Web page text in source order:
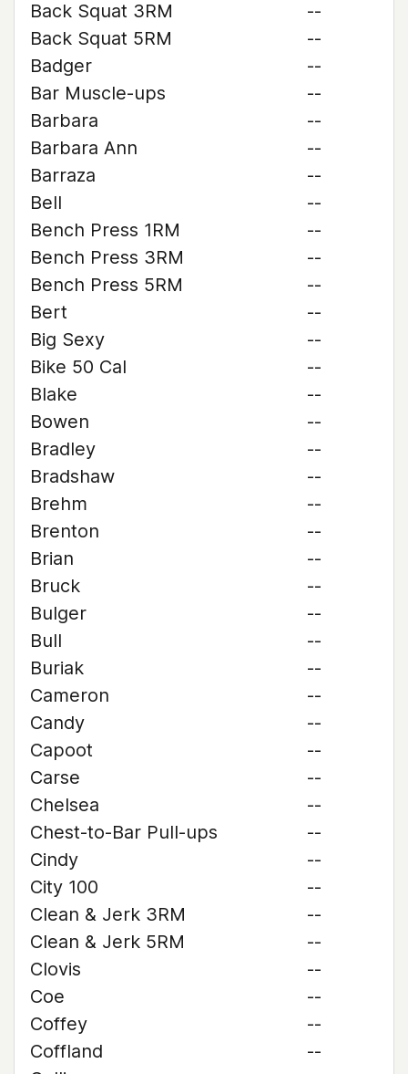
Back Squat 3RM
--
Back Squat 5RM
--
Badger
--
Bar Muscle-ups
--
Barbara
--
Barbara Ann
--
Barraza
--
Bell
--
Bench Press 1RM
--
Bench Press 3RM
--
Bench Press 5RM
--
Bert
--
Big Sexy
--
Bike 50 Cal
--
Blake
--
Bowen
--
Bradley
--
Bradshaw
--
Brehm
--
Brenton
--
Brian
--
Bruck
--
Bulger
--
Bull
--
Buriak
--
Cameron
--
Candy
--
Capoot
--
Carse
--
Chelsea
--
Chest-to-Bar Pull-ups
--
Cindy
--
City 100
--
Clean & Jerk 3RM
--
Clean & Jerk 5RM
--
Clovis
--
Coe
--
Coffey
--
Coffland
--